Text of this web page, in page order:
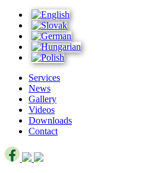
Services
News
Gallery
Videos
Downloads
Contact